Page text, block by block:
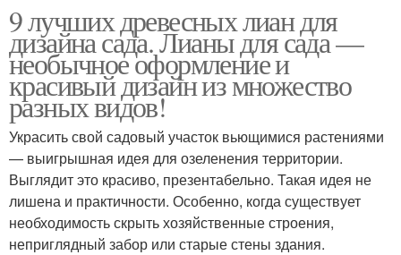
винограда
9 лучших древесных лиан для
дизайна сада. Лианы для сада —
необычное оформление и
красивый дизайн из множество
разных видов!
Украсить свой садовый участок вьющимися растениями
— выигрышная идея для озеленения территории.
Выглядит это красиво, презентабельно. Такая идея не
лишена и практичности. Особенно, когда существует
необходимость скрыть хозяйственные строения,
неприглядный забор или старые стены здания.